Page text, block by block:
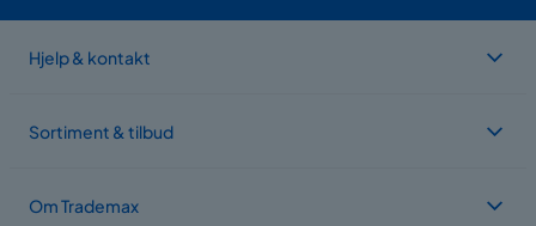
Hjelp & kontakt
Sortiment & tilbud
Om Trademax